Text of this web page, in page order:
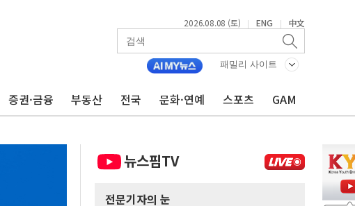
2026.08.08 (토) | ENG | 中文
패밀리 사이트
증권·금융 부동산 전국 문화·연예 스포츠 GAM
뉴스핌TV
전문기자의 눈